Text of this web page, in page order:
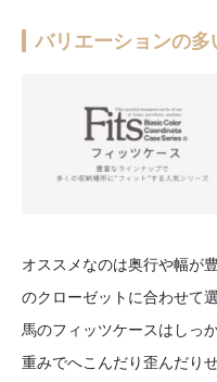
バリエーションの
オススメなのは奥行や幅が
のクローゼットに合わせて
馬のフィッツケースはしっ
重みでへこんだり歪んだり